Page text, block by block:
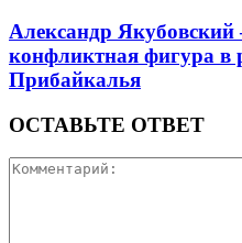
Александр
конфликтная фигура в
Прибайкалья
ОСТАВЬТЕ ОТВЕТ